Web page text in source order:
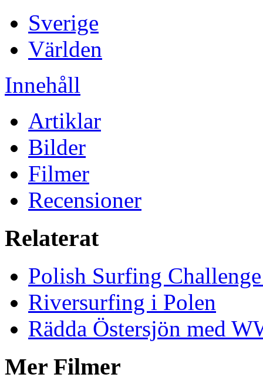
Sverige
Världen
Innehåll
Artiklar
Bilder
Filmer
Recensioner
Relaterat
Polish Surfing
Riversurfing i Polen
Rädda Östersjön med
Mer Filmer